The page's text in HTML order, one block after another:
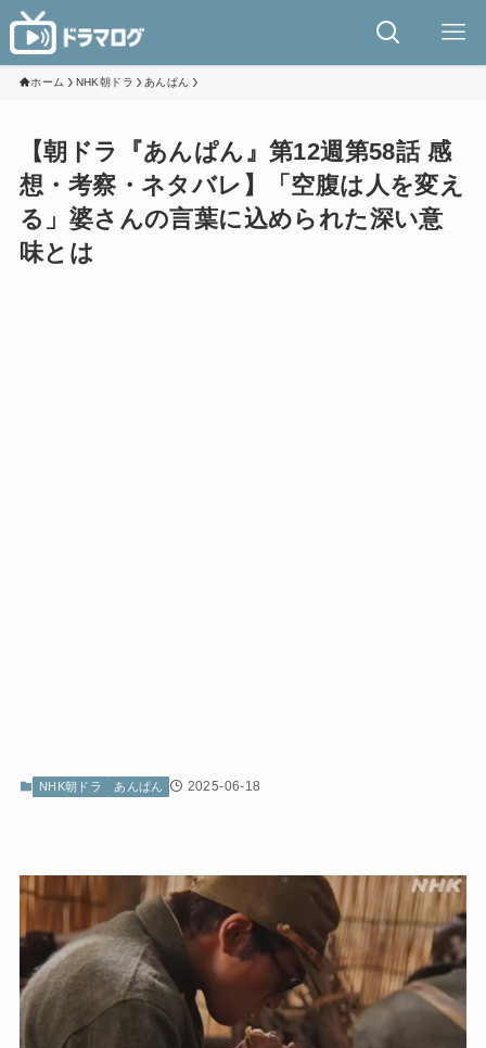
ホーム NHK朝ドラ あんぱん
【朝ドラ『あんぱん』第12週第58話 感
想・考察・ネタバレ】「空腹は人を変え
る」婆さんの言葉に込められた深い意
味とは
NHK朝ドラ あんぱん 2025-06-18